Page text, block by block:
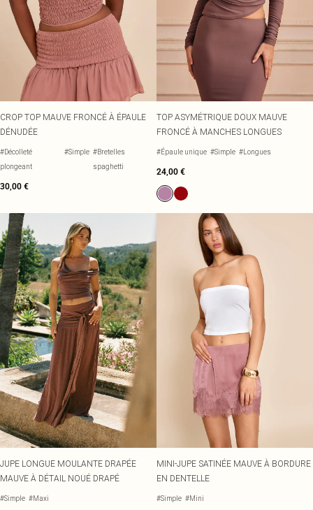
CROP TOP MAUVE FRONCÉ À ÉPAULE
DÉNUDÉE
#Décolleté
plongeant
#Simple #Bretelles
spaghetti
30,00 €
TOP ASYMÉTRIQUE DOUX MAUVE
FRONCÉ À MANCHES LONGUES
#Épaule unique #Simple #Longues
24,00 €
JUPE LONGUE MOULANTE DRAPÉE
MAUVE À DÉTAIL NOUÉ DRAPÉ
#Simple #Maxi
MINI-JUPE SATINÉE MAUVE À BORDURE
EN DENTELLE
#Simple #Mini